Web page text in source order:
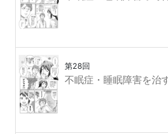
第28回
不眠症・睡眠障害を治